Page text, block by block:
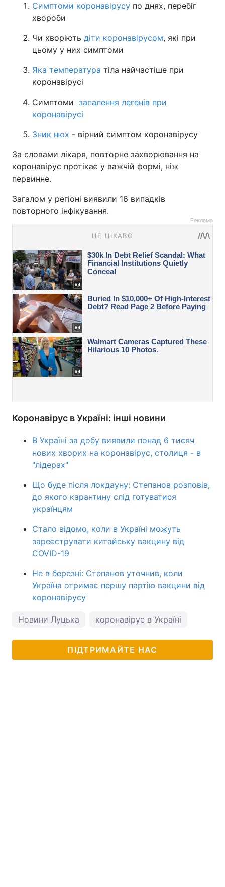
Симптоми коронавірусу по днях, перебіг
хвороби
Чи хворіють діти коронавірусом, які при
цьому у них симптоми
Яка температура тіла найчастіше при
коронавірусі
Симптоми запалення легенів при
коронавірусі
Зник нюх - вірний симптом коронавірусу
За словами лікаря, повторне захворювання на
коронавірус протікає у важчій формі, ніж
первинне.
Загалом у регіоні виявили 16 випадків
повторного інфікування.
Реклама
Коронавірус в Україні: інші новини
В Україні за добу виявили понад 6 тисяч
нових хворих на коронавірус, столиця - в
"лідерах"
Що буде після локдауну: Степанов розповів,
до якого карантину слід готуватися
українцям
Стало відомо, коли в Україні можуть
зареєструвати китайську вакцину від
COVID-19
Не в березні: Степанов уточнив, коли
Україна отримає першу партію вакцини від
коронавірусу
Новини Луцька коронавірус в Україні
ПІДТРИМАЙТЕ НАС